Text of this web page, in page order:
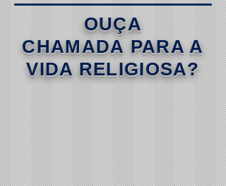
OUÇA
CHAMADAPARA A
VIDA RELIGIOSA?